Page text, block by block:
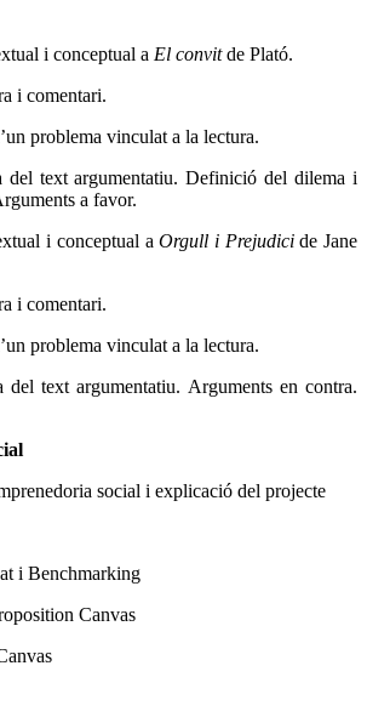
i conceptual a El convitde Plató.
i comentari.
problema vinculat a la lectura.
del text argumentatiu. Definició del dilema i
a favor.
i conceptual aOrgull i Prejudicide Jane
i comentari.
problema vinculat a la lectura.
del text argumentatiu. Arguments en contra.
social i explicació del projecte
i Benchmarking
Canvas